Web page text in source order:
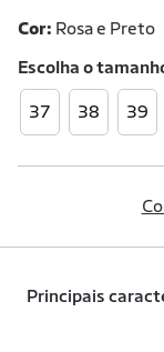
Cor: Rosa e Preto
Escolha o
37 38 39
Principais